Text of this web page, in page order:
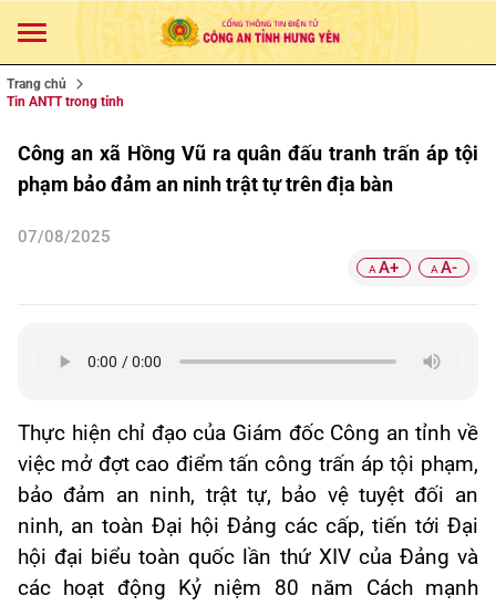
Trang chủ
Tin ANTT trong tỉnh
Công an xã Hồng Vũ ra quân đấu tranh trấn áp tội
phạm bảo đảm an ninh trật tự trên địa bàn
07/08/2025
A A+ A A-
Thực hiện chỉ đạo của Giám đốc Công an tỉnh về
việc mở đợt cao điểm tấn công trấn áp tội phạm,
bảo đảm an ninh, trật tự, bảo vệ tuyệt đối an
ninh, an toàn Đại hội Đảng các cấp, tiến tới Đại
hội đại biểu toàn quốc lần thứ XIV của Đảng và
các hoạt động Kỷ niệm 80 năm Cách mạnh